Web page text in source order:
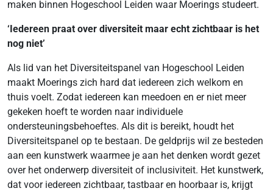
maken binnen Hogeschool Leiden waar Moerings studeert.
‘Iedereen praat over diversiteit maar echt zichtbaar is het
nog niet’
Als lid van het Diversiteitspanel van Hogeschool Leiden
maakt Moerings zich hard dat iedereen zich welkom en
thuis voelt. Zodat iedereen kan meedoen en er niet meer
gekeken hoeft te worden naar individuele
ondersteuningsbehoeftes. Als dit is bereikt, houdt het
Diversiteitspanel op te bestaan. De geldprijs wil ze besteden
aan een kunstwerk waarmee je aan het denken wordt gezet
over het onderwerp diversiteit of inclusiviteit. Het kunstwerk,
dat voor iedereen zichtbaar, tastbaar en hoorbaar is, krijgt